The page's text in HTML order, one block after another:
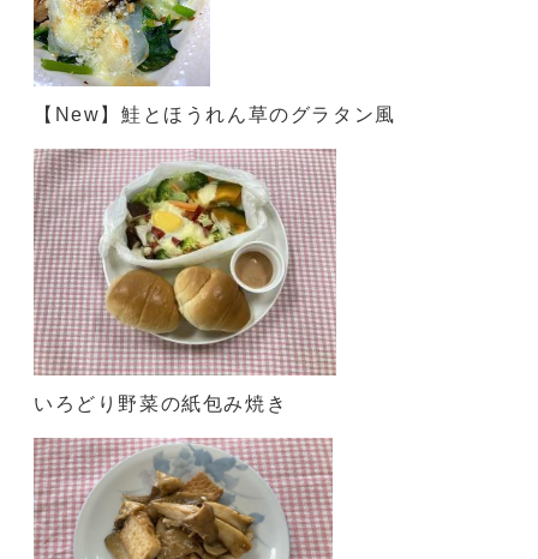
【New】鮭とほうれん草のグラタン風
いろどり野菜の紙包み焼き